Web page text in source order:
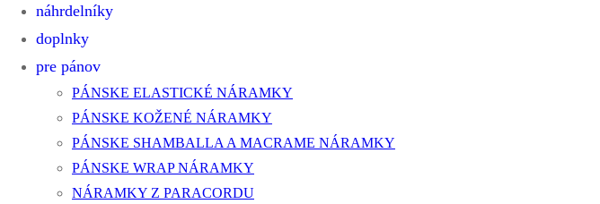
náhrdelníky
doplnky
pre pánov
PÁNSKE ELASTICKÉ NÁRAMKY
PÁNSKE KOŽENÉ NÁRAMKY
PÁNSKE SHAMBALLA A MACRAME NÁRAMKY
PÁNSKE WRAP NÁRAMKY
NÁRAMKY Z PARACORDU